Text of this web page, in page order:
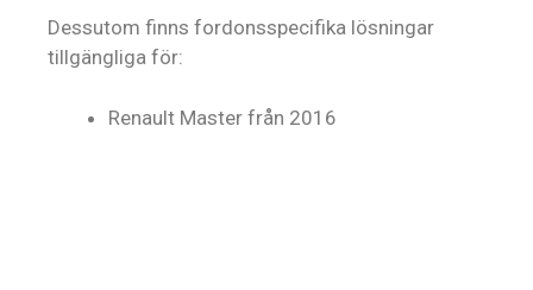
Dessutom finns fordonsspecifika lösningar
tillgängliga för:
Renault Master från 2016